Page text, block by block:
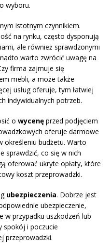
wyboru.
istotnym czynnikiem.
na rynku, często dysponują
ale również sprawdzonymi
warto zwrócić uwagę na
firma zajmuje się
mebli, a może także
usług oferuje, tym łatwiej
indywidualnych potrzeb.
o wycenę przed podjęciem
oferuje darmowe
określeniu budżetu. Warto
sprawdzić, co się w nich
oferować ukryte opłaty, które
koszt przeprowadzki.
ubezpieczenia. Dobrze jest
ubezpieczenie,
w przypadku uszkodzeń lub
spokój i poczucie
przeprowadzki.